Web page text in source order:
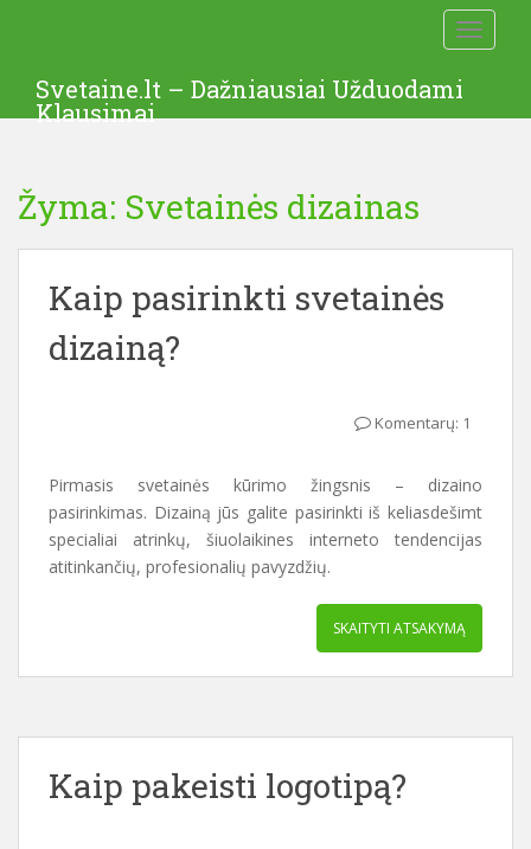
t
Svetaine.lt – Dažniausiai Užduodami
Klausimai
Žyma: Svetainės dizainas
Kaip pasirinkti svetainės
dizainą?
Komentarų: 1
Pirmasis svetainės kūrimo žingsnis – dizaino
pasirinkimas. Dizainą jūs galite pasirinkti iš keliasdešimt
specialiai atrinkų, šiuolaikines interneto tendencijas
atitinkančių, profesionalių pavyzdžių.
SKAITYTI ATSAKYMĄ
Kaip pakeisti logotipą?